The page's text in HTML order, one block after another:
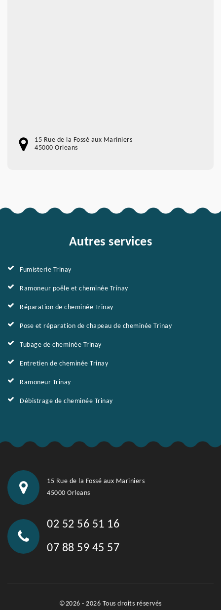
15 Rue de la Fossé aux Mariniers
45000 Orleans
Autres services
Fumisterie Trinay
Ramoneur poêle et cheminée Trinay
Réparation de cheminée Trinay
Pose et réparation de chapeau de cheminée Trinay
Tubage de cheminée Trinay
Entretien de cheminée Trinay
Ramoneur Trinay
Débistrage de cheminée Trinay
15 Rue de la Fossé aux Mariniers
45000 Orleans
02 52 56 51 16
07 88 59 45 57
©2026 - 2026 Tous droits réservés